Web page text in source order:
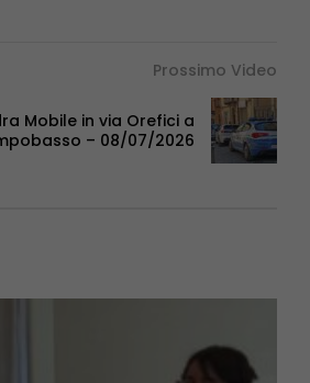
Prossimo Video
Mobile in via Orefici a
– 08/07/2026